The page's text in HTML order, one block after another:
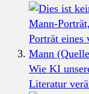
Wie KI
Literatur